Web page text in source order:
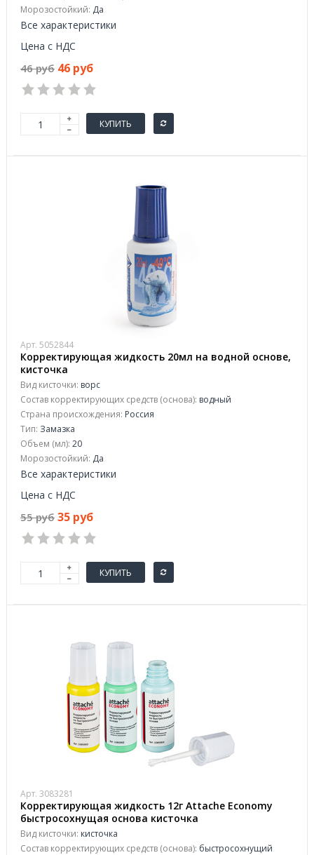
Морозостойкий: Да
Все характеристики
Цена с НДС
46 руб 46 руб
КУПИТЬ
Арт. 5052844
Корректирующая жидкость 20мл на водной основе,
кисточка
Вид кисточки: ворс
Состав корректирующих средств (основа): водный
Страна происхождения: Россия
Тип: Замазка
Объем (мл): 20
Морозостойкий: Да
Все характеристики
Цена с НДС
55 руб 35 руб
КУПИТЬ
Арт. 3083281
Корректирующая жидкость 12г Attache Economy
быстросохнущая основа кисточка
Вид кисточки: кисточка
Состав корректирующих средств (основа): быстросохнущий